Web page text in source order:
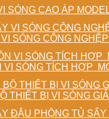
SÓNG CAO ÁP
SÓNG CÔNG
VI SÓNG TÍCH HỢP
THIẾT BỊ VI SÓNG
TỦ